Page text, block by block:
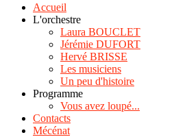
Accueil
L'orchestre
Laura BOUCLET
Jérémie DUFORT
Hervé BRISSE
Les musiciens
Un peu d'histoire
Programme
Vous avez loupé...
Contacts
Mécénat